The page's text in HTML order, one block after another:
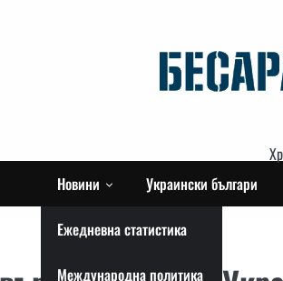
Новини
Ежедневна статистика
Международна политика
Украински българи